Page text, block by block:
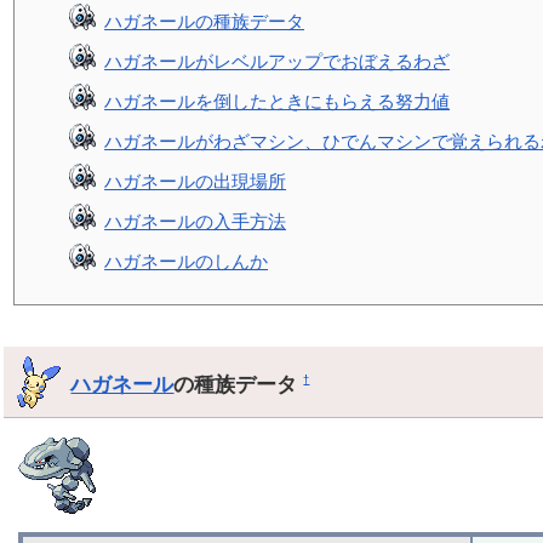
ハガネールの種族データ
ハガネールがレベルアップでおぼえるわざ
ハガネールを倒したときにもらえる努力値
ハガネールがわざマシン、ひでんマシンで覚えられ
ハガネールの出現場所
ハガネールの入手方法
ハガネールのしんか
ハガネールの種族データ†